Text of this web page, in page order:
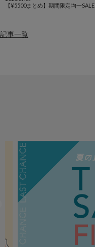
【¥5500まとめ】期間限定均一SALE
記事一覧